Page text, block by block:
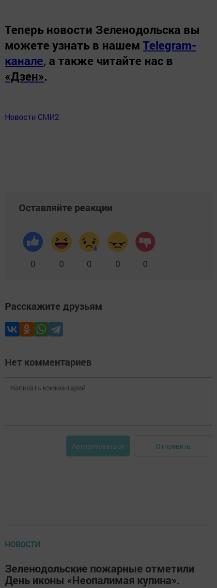
Теперь новости Зеленодольска вы
можете узнать в нашем Telegram-
канале, а также читайте нас в
«Дзен».
Новости СМИ2
Оставляйте реакции
0 0 0 0 0
Расскажите друзьям
Нет комментариев
Авторизоваться Отправить
НОВОСТИ
Зеленодольские пожарные отметили
День иконы «Неопалимая купина».